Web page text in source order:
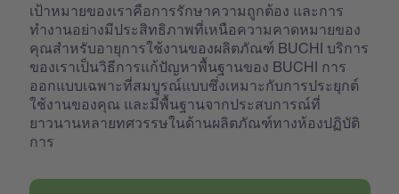
เป้าหมายของเราคือการรักษาความถูกต้อง และการ
ทำงานอย่างมีประสิทธิภาพที่เหนือความคาดหมายของ
คุณสำหรับอายุการใช้งานของผลิตภัณฑ์ BUCHI บริการ
ของเราเป็นวิธีการแก้ปัญหาพื้นฐานของ BUCHI การ
ออกแบบเฉพาะที่สมบูรณ์แบบซึ่งเหมาะกับการประยุกต์
ใช้งานของคุณ และมีพื้นฐานจากประสบการณ์ที่
ยาวนานหลายทศวรรษในด้านผลิตภัณฑ์ทางห้องปฏิบัติ
การ